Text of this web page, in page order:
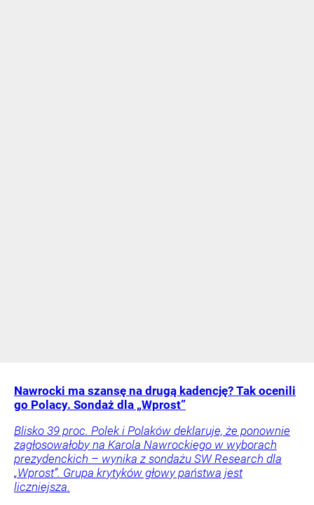
Nawrocki ma szansę na drugą kadencję? Tak ocenili
go Polacy. Sondaż dla „Wprost”
Blisko 39 proc. Polek i Polaków deklaruje, że ponownie
zagłosowałoby na Karola Nawrockiego w wyborach
prezydenckich – wynika z sondażu SW Research dla
„Wprost”. Grupa krytyków głowy państwa jest
liczniejsza.